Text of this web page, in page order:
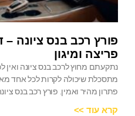
פורץ רכב בנס ציונה –
פריצה ומיגון
נתקעתם מחוץ לרכב בנס ציונה ואין
מתסכלת שיכולה לקרות לכל אחד
פתרון מהיר ואמין. פורץ רכב בנס
קרא עוד >>